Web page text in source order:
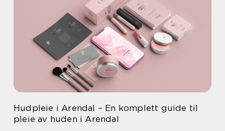
Hudpleie i Arendal – En komplett guide til
pleie av huden i Arendal